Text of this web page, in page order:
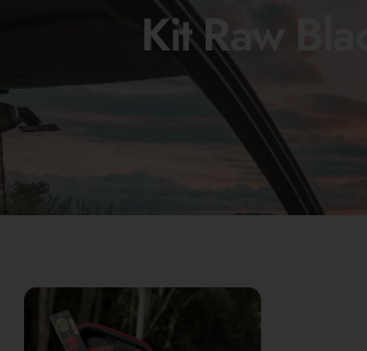
Kit Raw Black